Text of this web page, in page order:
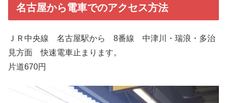
名古屋から電車でのアクセス方法
ＪＲ中央線 名古屋駅から 8番線 中津川・瑞浪・多治
見方面 快速電車止まります。
片道670円